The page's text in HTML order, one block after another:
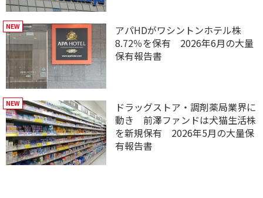
アパHDがワシントンホテル株
8.72％を保有 2026年6月の大量
保有報告書
ドラッグストア・調剤薬局業界に
動き 前澤ファンドは犬猫生活株
を新規保有 2026年5月の大量保
有報告書